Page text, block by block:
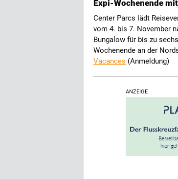
Expi-Wochenende
Center Parcs lädt
vom 4. bis 7. November
Bungalow für bis zu
Wochenende an der
Vacances (Anmeldung)
ANZEIGE